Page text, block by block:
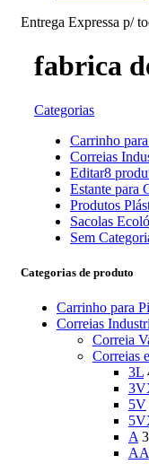
Entrega Expressa p/
fabrica
Categorias
Carrinho
Correias
Editar8
Estante para
Produtos
Sacolas
Sem
Categorias de produto
Carrinho para
Correias
Correia
Correias
3L
5V
A
AA